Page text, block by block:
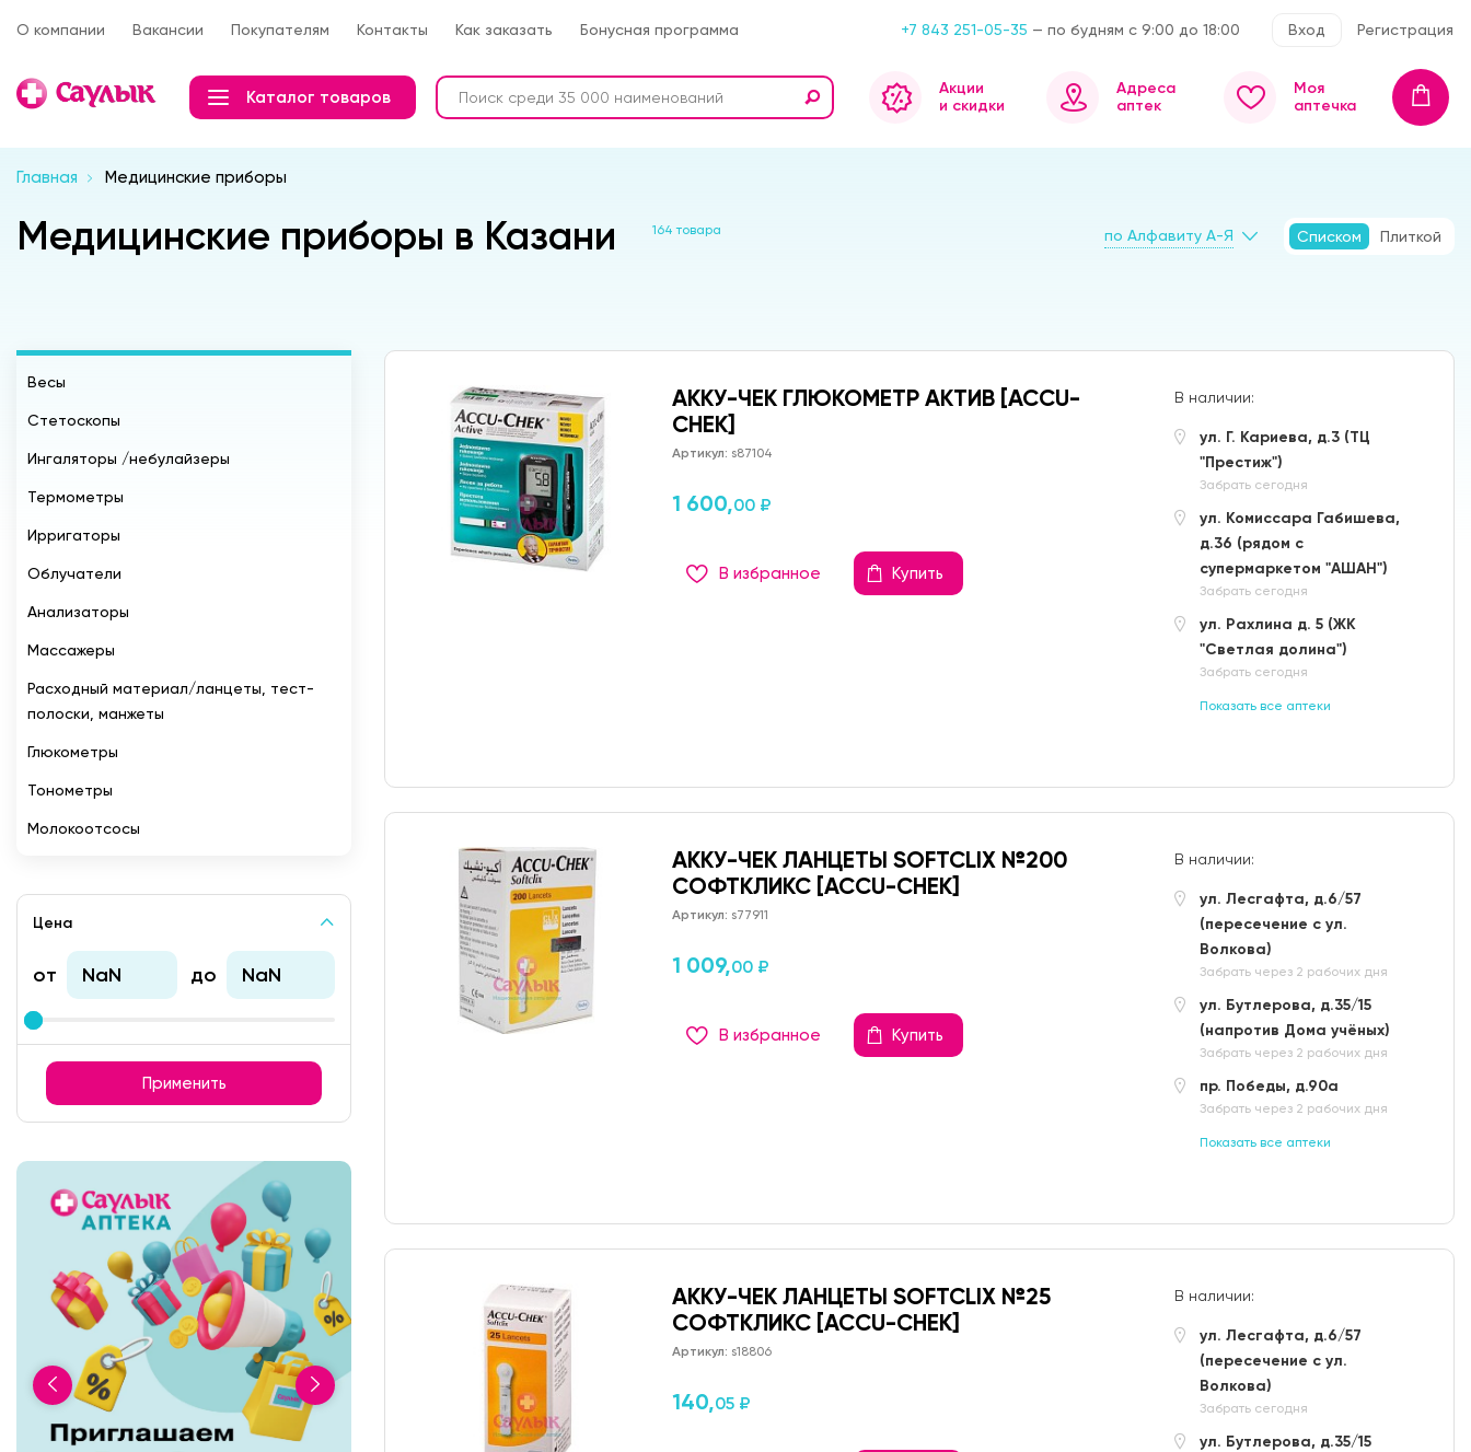
О компании Вакансии Покупателям Контакты Как заказать Бонусная программа +7 843 251-05-35 — по будням с 9:00 до 18:00 Вход Регистрация
Каталог товаров
Акции
и скидки
Адреса
аптек
Моя
аптечка
Главная Медицинские приборы
Медицинские приборы в Казани 164 товара по Алфавиту А-Я Списком Плиткой
Весы
Стетоскопы
Ингаляторы /небулайзеры
Термометры
Ирригаторы
Облучатели
Анализаторы
Массажеры
Расходный материал/ланцеты, тест-
полоски, манжеты
Глюкометры
Тонометры
Молокоотсосы
Цена
от до
Применить
АККУ-ЧЕК ГЛЮКОМЕТР АКТИВ [ACCU-
CHEK]
Артикул: s87104
1 600,00 ₽
В избранное Купить
В наличии:
ул. Г. Кариева, д.3 (ТЦ
"Престиж")
Забрать сегодня
ул. Комиссара Габишева,
д.36 (рядом с
супермаркетом "АШАН")
Забрать сегодня
ул. Рахлина д. 5 (ЖК
"Светлая долина")
Забрать сегодня
Показать все аптеки
АККУ-ЧЕК ЛАНЦЕТЫ SOFTCLIX №200
СОФТКЛИКС [ACCU-CHEK]
Артикул: s77911
1 009,00 ₽
В избранное Купить
В наличии:
ул. Лесгафта, д.6/57
(пересечение с ул.
Волкова)
Забрать через 2 рабочих дня
ул. Бутлерова, д.35/15
(напротив Дома учёных)
Забрать через 2 рабочих дня
пр. Победы, д.90а
Забрать через 2 рабочих дня
Показать все аптеки
АККУ-ЧЕК ЛАНЦЕТЫ SOFTCLIX №25
СОФТКЛИКС [ACCU-CHEK]
Артикул: s18806
140,05 ₽
В наличии:
ул. Лесгафта, д.6/57
(пересечение с ул.
Волкова)
Забрать сегодня
ул. Бутлерова, д.35/15